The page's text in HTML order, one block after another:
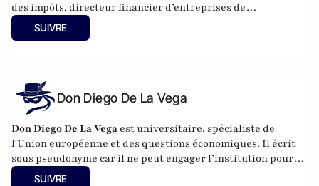
des impôts, directeur financier d’entreprises de
télécommunications, associé au fonds de capital
développement Ring Capital.
SUIVRE
Don Diego De La Vega
Don Diego De La Vega est universitaire, spécialiste de
l'Union européenne et des questions économiques. Il écrit
sous pseudonyme car il ne peut engager l’institution pour
laquelle il travaille.
SUIVRE